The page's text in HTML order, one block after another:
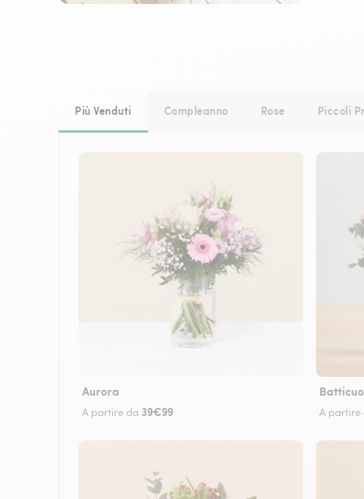
Più Venduti Compleanno Rose Piccoli
Aurora
A partire da 39€99 A